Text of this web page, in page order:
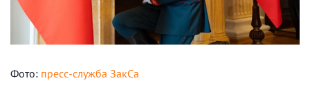
Фото: пресс-служба ЗакСа